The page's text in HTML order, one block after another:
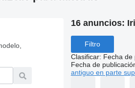
16 anuncios:
Filtro
Clasificar: Fecha de
Fecha de
antiguo en parte